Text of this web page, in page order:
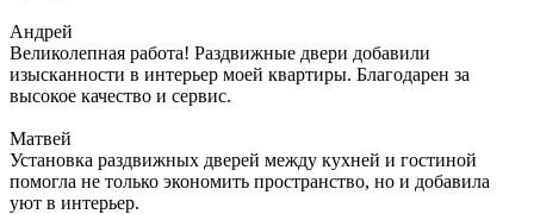
Андрей
Великолепная работа! Раздвижные двери добавили
изысканности в интерьер моей квартиры. Благодарен за
высокое качество и сервис.
Матвей
Установка раздвижных дверей между кухней и гостиной
помогла не только экономить пространство, но и добавила
уют в интерьер.